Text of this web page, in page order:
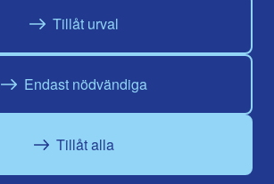
Tillåt urval
Endast nödvändiga
Tillåt alla